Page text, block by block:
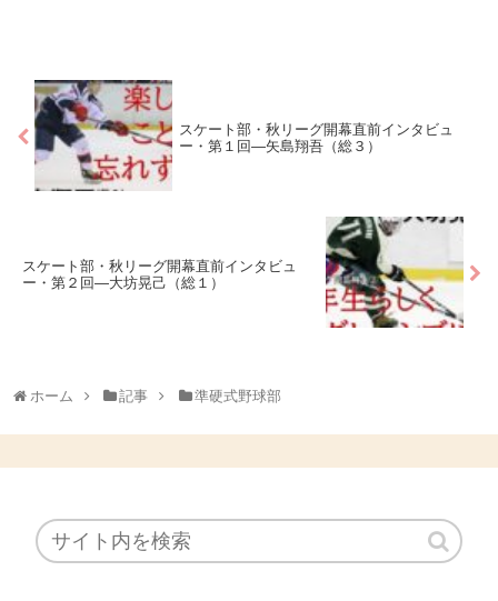
スケート部・秋リーグ開幕直前インタビュ
ー・第１回―矢島翔吾（総３）
スケート部・秋リーグ開幕直前インタビュ
ー・第２回―大坊晃己（総１）
ホーム 記事 準硬式野球部